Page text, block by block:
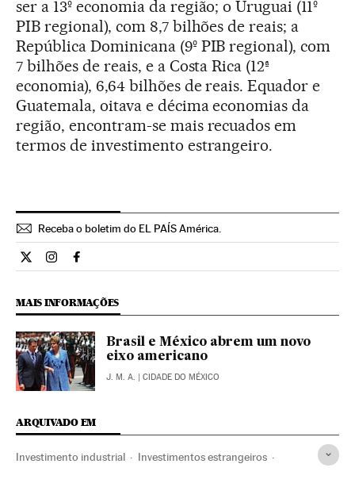
ser a 13º economia da região; o Uruguai (11º
PIB regional), com 8,7 bilhões de reais; a
República Dominicana (9º PIB regional), com
7 bilhões de reais, e a Costa Rica (12ª
economia), 6,64 bilhões de reais. Equador e
Guatemala, oitava e décima economias da
região, encontram-se mais recuados em
termos de investimento estrangeiro.
Receba o boletim do EL PAÍS América.
Economia El País Brasil en Twitter
Economia El País Brasil en Instagram
Economia El País Brasil en Facebook
MAIS INFORMAÇÕES
Brasil e México abrem um novo
eixo americano
J. M. A. | CIDADE DO MÉXICO
ARQUIVADO EM
Investimento industrial Investimentos estrangeiros